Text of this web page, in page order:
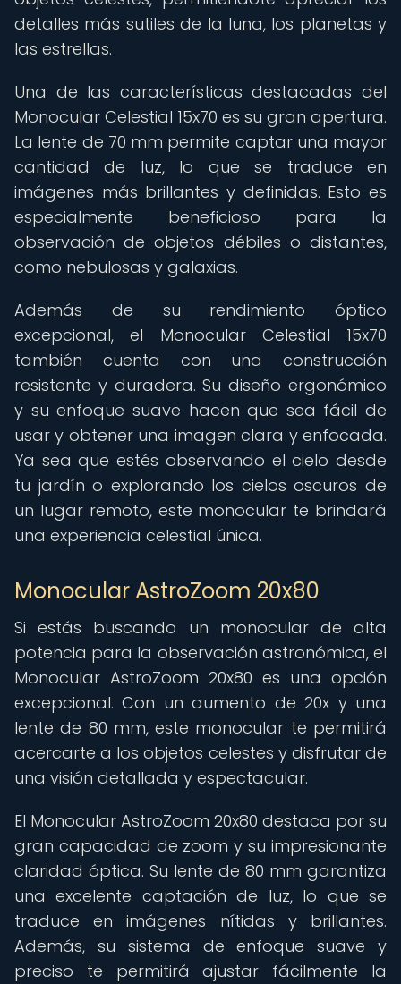
detalles más sutiles de la luna, los planetas y
las estrellas.
Una de las características destacadas del
Monocular Celestial 15x70 es su gran apertura.
La lente de 70 mm permite captar una mayor
cantidad de luz, lo que se traduce en
imágenes más brillantes y definidas. Esto es
especialmente beneficioso para la
observación de objetos débiles o distantes,
como nebulosas y galaxias.
Además de su rendimiento óptico
excepcional, el Monocular Celestial 15x70
también cuenta con una construcción
resistente y duradera. Su diseño ergonómico
y su enfoque suave hacen que sea fácil de
usar y obtener una imagen clara y enfocada.
Ya sea que estés observando el cielo desde
tu jardín o explorando los cielos oscuros de
un lugar remoto, este monocular te brindará
una experiencia celestial única.
Monocular AstroZoom 20x80
Si estás buscando un monocular de alta
potencia para la observación astronómica, el
Monocular AstroZoom 20x80 es una opción
excepcional. Con un aumento de 20x y una
lente de 80 mm, este monocular te permitirá
acercarte a los objetos celestes y disfrutar de
una visión detallada y espectacular.
El Monocular AstroZoom 20x80 destaca por su
gran capacidad de zoom y su impresionante
claridad óptica. Su lente de 80 mm garantiza
una excelente captación de luz, lo que se
traduce en imágenes nítidas y brillantes.
Además, su sistema de enfoque suave y
preciso te permitirá ajustar fácilmente la